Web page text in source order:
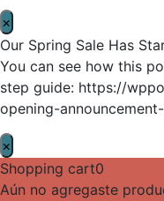
×
Our Spring Sale Has
You can see how this
step guide: https://
opening-
×
Shopping cart0
Aún no agregaste